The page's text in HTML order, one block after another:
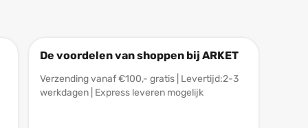
De voordelen van shoppen bij ARKET
Verzending vanaf €100,- gratis | Levertijd:2-3
werkdagen | Express leveren mogelijk